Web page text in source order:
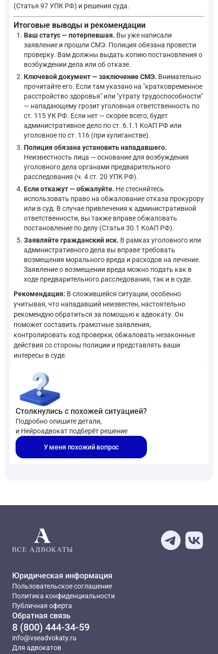
(Статья 97 УПК РФ) и решения суда.
Итоговые выводы и рекомендации
Ваш статус — потерпевшая. Вы уже написали
заявление и прошли СМЭ. Полиция обязана провести
проверку. Вам должны выдать копию постановления о
возбуждении дела или об отказе.
Ключевой документ — заключение СМЭ. Внимательно
прочитайте его. Если там указано на "кратковременное
расстройство здоровья" или "утрату трудоспособности"
— нападающему грозит уголовная ответственность по
ст. 115 УК РФ. Если нет — скорее всего, будет
административное дело по ст. 6.1.1 КоАП РФ или
уголовное по ст. 116 (при хулиганстве).
Полиция обязана установить нападавшего.
Неизвестность лица — основание для возбуждения
уголовного дела органами предварительного
расследования (ч. 4 ст. 20 УПК РФ).
Если откажут — обжалуйте. Не стесняйтесь
использовать право на обжалование отказа прокурору
или в суд. В случае привлечения к административной
ответственности, вы также вправе обжаловать
постановление по делу (Статья 30.1 КоАП РФ).
Заявляйте гражданский иск. В рамках уголовного или
административного дела вы вправе требовать
возмещения морального вреда и расходов на лечение.
Заявление о возмещении вреда можно подать как в
ходе предварительного расследования, так и в суде.
Рекомендация: В сложившейся ситуации, особенно
учитывая, что нападавший неизвестен, настоятельно
рекомендую обратиться за помощью к адвокату. Он
поможет составить грамотные заявления,
контролировать ход проверки, обжаловать незаконные
действия со стороны полиции и представлять ваши
интересы в суде.
Столкнулись с похожей ситуацией?
Подробно опишите детали,
и Нейроадвокат подберёт решение
У меня похожий вопрос
Юридическая информация
Пользовательское соглашение
Политика конфиденциальности
Публичная оферта
Обратная связь
8 (800) 444-34-59
info@vseadvokaty.ru
Для адвокатов